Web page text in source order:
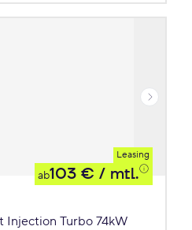
Leasing
ab103 € / mtl.
Injection Turbo 74kW